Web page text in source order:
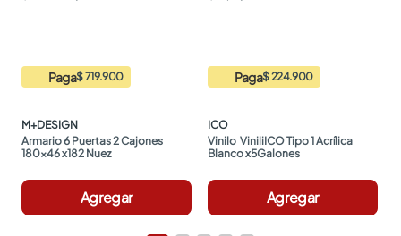
Paga$ 719.900
M+DESIGN
Armario 6 Puertas 2 Cajones
180x46 x182 Nuez
Agregar
Paga$ 224.900
ICO
Vinilo  ViniliICO Tipo 1 Acrílica
Blanco x5Galones
Agregar